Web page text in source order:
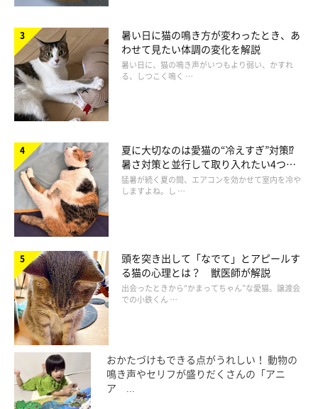
暑い日に猫の鳴き方が変わったとき、あ
わせて見たい体調の変化を解説
暑い日に、猫の鳴き声がいつもより弱い、かすれ
る、しつこく鳴く …
夏に大切なのは愛猫の“冷えすぎ”対策⁉
暑さ対策と並行して取り入れたい4つの
工夫
猛暑が続く夏の間、エアコンを効かせて室内を冷や
しますよね。し …
頭を突き出して「なでて」とアピールす
る猫の心理とは？ 獣医師が解説
出会ったときから“かまってちゃん”な愛猫。譲渡会
での小鉄くん …
おかたづけもできる点がうれしい！ 動物の
鳴き声やセリフが盛りだくさんの「アニ
ア ...